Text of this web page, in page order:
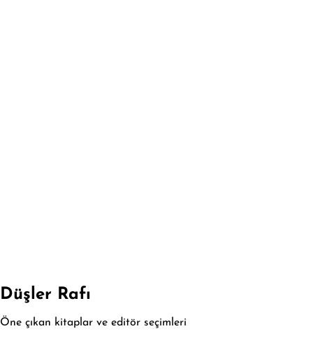
Düşler Rafı
Öne çıkan kitaplar ve editör seçimleri